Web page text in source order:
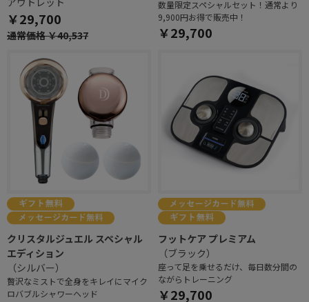
￥29,700
通常価格 ￥40,537
数量限定スペシャルセット！通常より
9,900円お得で販売中！
￥29,700
クリスタルジュエル スペシャル
エディション
（シルバー）
贅沢なミストで全身をキレイにマイク
ロバブルシャワーヘッド
フットケア プレミアム
（ブラック）
座って足を乗せるだけ、毎日数分間の
ながらトレーニング
￥29,700